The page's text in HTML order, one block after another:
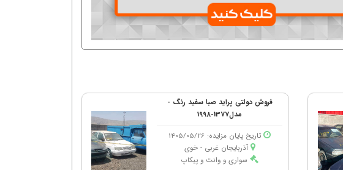
فروش دولتی پراید صبا سفید رنگ -
مدل1377-1998
تاریخ پایان مزایده: 1405/05/26
آذربایجان غربی - خوی
سواری و وانت و پیکاپ